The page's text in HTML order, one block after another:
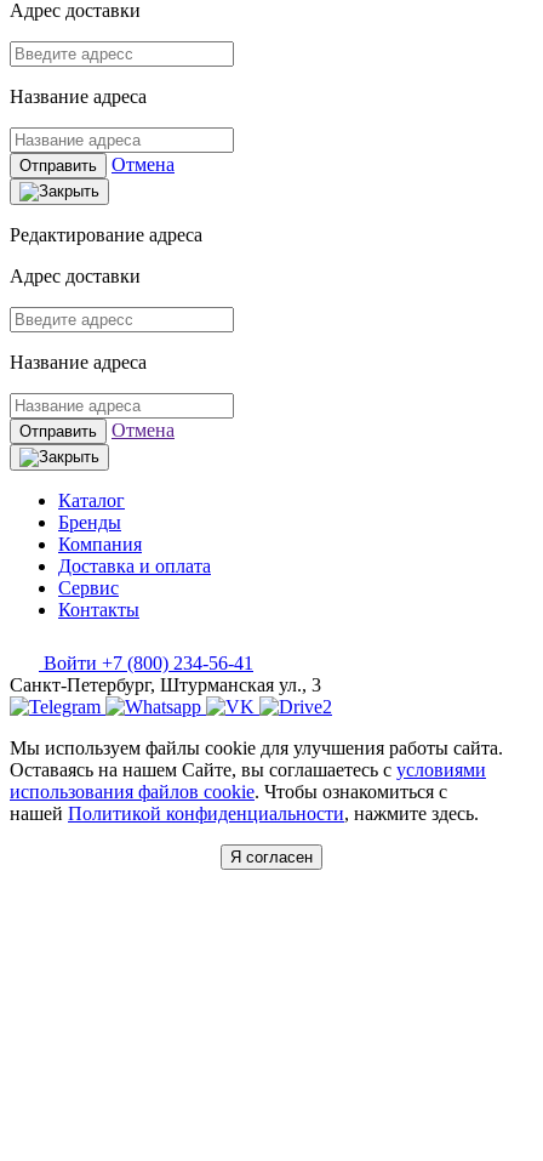
Адрес доставки
Название адреса
Отправить Отмена
Редактирование адреса
Адрес доставки
Название адреса
Отправить Отмена
Каталог
Бренды
Компания
Доставка и оплата
Сервис
Контакты
Войти +7 (800) 234-56-41
Санкт-Петербург, Штурманская ул., 3
Мы используем файлы cookie для улучшения работы сайта.
Оставаясь на нашем Сайте, вы соглашаетесь с условиями
использования файлов cookie. Чтобы ознакомиться с
нашей Политикой конфиденциальности, нажмите здесь.
Я согласен